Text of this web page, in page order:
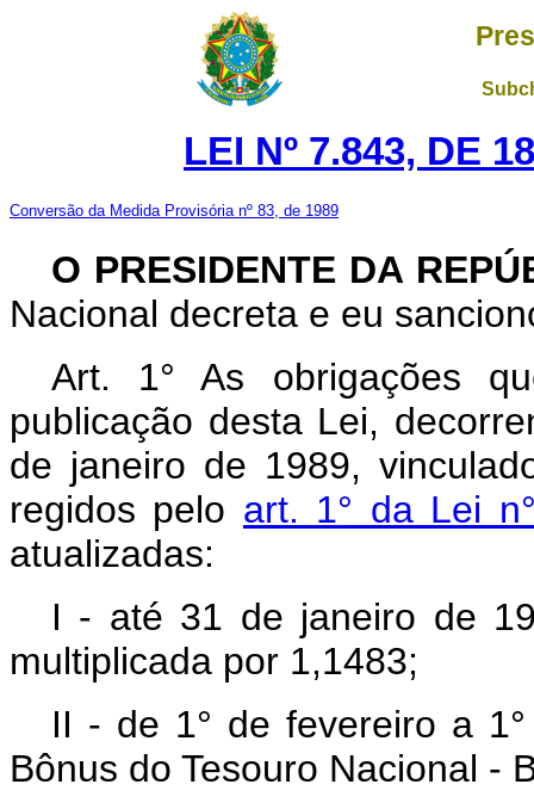
LEI Nº 7.843, DE
Conversão da Medida Provisória nº 83, de 1989
O PRESIDENTE DA
Nacional decreta e eu
Art. 1° As obrigações
publicação desta Lei,
de janeiro de 1989,
regidos pelo art. 1° da Lei
atualizadas:
I - até 31 de janeiro de
multiplicada por 1,1483;
II - de 1° de fevereiro a
Bônus do Tesouro Nacional -